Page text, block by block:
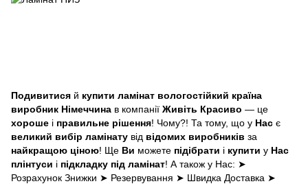
Подивитися й купити ламінат вологостійкий країна
виробник Німеччина в компанії Живіть Красиво — це
хороше і правильне рішення! Чому?! Та тому, що у Нас є
великий вибір ламінату від відомих виробників за
найкращою ціною! Ще Ви можете підібрати і купити у Нас
плінтуси і підкладку під ламінат! А також у Нас: ➤
Розрахунок Знижки ➤ Резервування ➤ Швидка Доставка ➤